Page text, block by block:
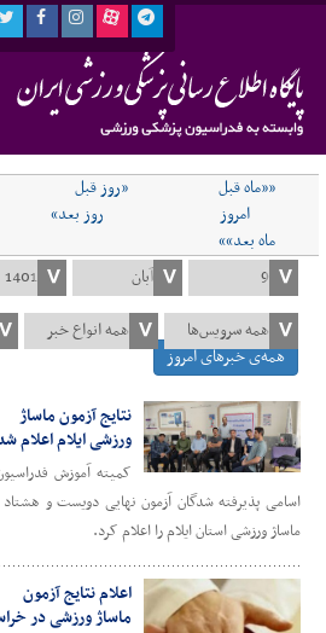
««ماه قبل
«روز قبل
امروز
روز بعد»
ماه بعد»»
همه‌ی خبرهای امروز
نتایج آزمون ماساژ
ورزشی ایلام اعلام
کمیته آموزش
اسامی پذیرفته شدگان آزمون نهایی دویست و
ماساژ ورزشی استان ایلام را اعلام کرد.
اعلام نتایج آزمون
ماساژ ورزشی در